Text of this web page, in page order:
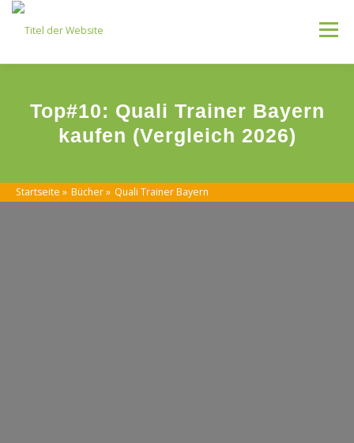
Skip
content
Menu
Top#10: Quali Trainer Bayern
kaufen (Vergleich 2026)
Startseite » Bücher» Quali Trainer Bayern